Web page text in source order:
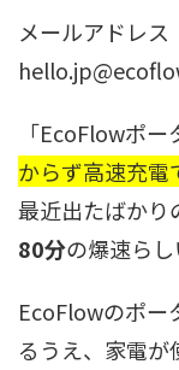
メールアドレス
「EcoFlowポ
からず高速充電
最近出たばかり
80分の爆速らし
EcoFlowのポー
るうえ、家電